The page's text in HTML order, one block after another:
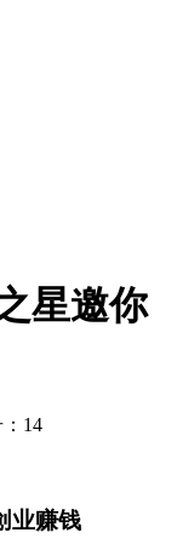
星邀你
14
业赚钱